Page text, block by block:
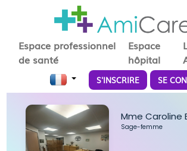
Espace professionnel
de santé
Espace
hôpital
S'INSCRIRE SE
Mme Caroline
Sage-femme